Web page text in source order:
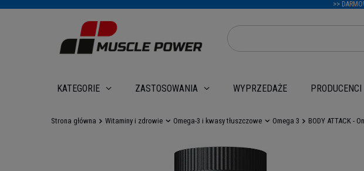
>>
KATEGORIE ZASTOSOWANIA WYPRZEDAŻE PRODUCENCI
Strona główna Witaminy i zdrowie Omega-3 i kwasy tłuszczowe Omega 3 BODY ATTACK -